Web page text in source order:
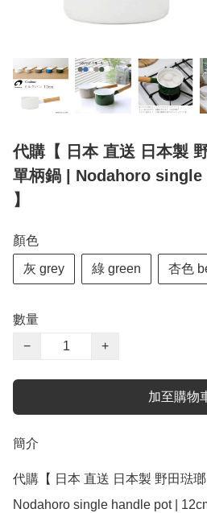
代購【 日本 直送 日本製
單柄鍋 | Nodahoro
】
顏色
灰 grey 綠 green 杏色
數量
−
+
加至購物
簡介
代購【 日本 直送 日本製 野田琺瑯
Nodahoro single handle pot |